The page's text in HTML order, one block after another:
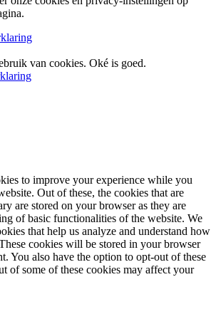
van cookies. Oké is goed.
to improve your experience while you
Out of these, the cookies that are
are stored on your browser as they are
of basic functionalities of the website. We
that help us analyze and understand how
cookies will be stored in your browser
You also have the option to opt-out of these
of some of these cookies may affect your